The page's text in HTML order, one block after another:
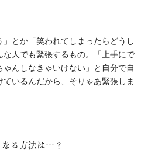
」とか「笑われてしまったらどうし
な人でも緊張するもの。「上手にで
んしなきゃいけない」と自分で自
いるんだから、そりゃあ緊張しま
る方法は…？